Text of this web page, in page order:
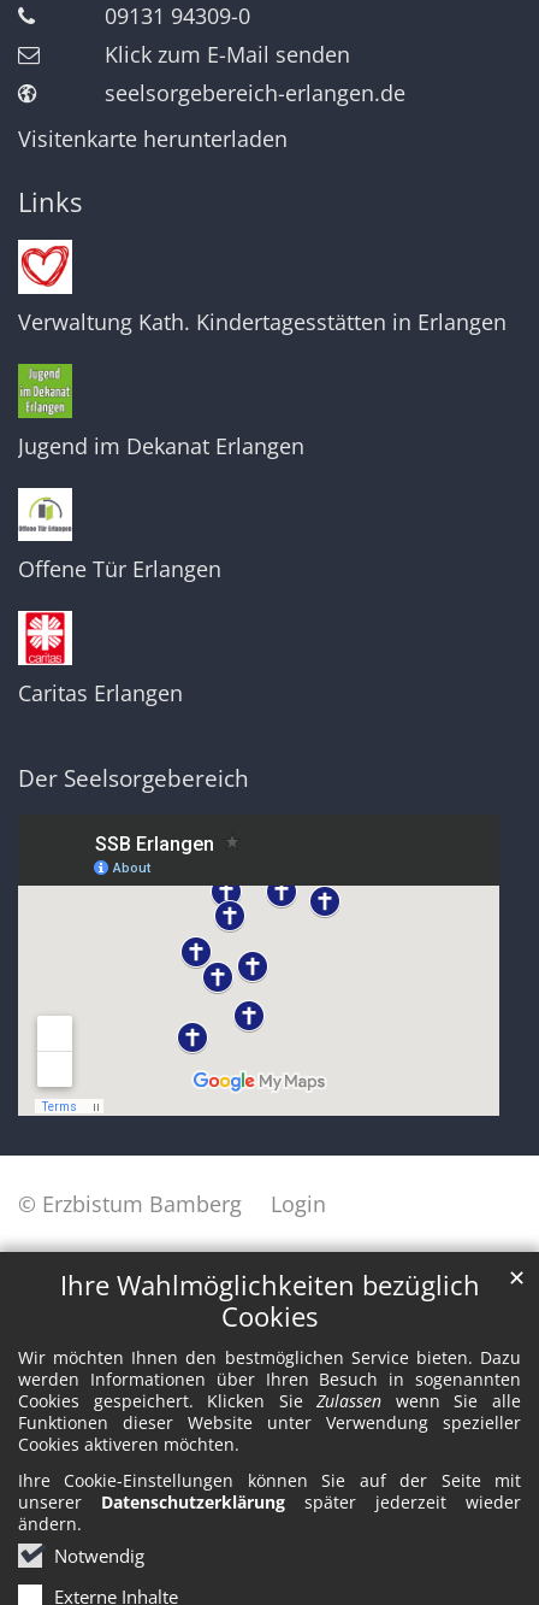
Ihre Wahlmöglichkeiten bezüglich
Cookies
Wir möchten Ihnen den bestmöglichen Service bieten. Dazu
werden Informationen über Ihren Besuch in sogenannten
Cookies gespeichert. Klicken SieZulassen wenn Sie alle
Funktionen dieser Website unter Verwendung spezieller
Cookies aktiveren möchten.
Ihre Cookie-Einstellungen können Sie auf der Seite mit
unserer Datenschutzerklärung später jederzeit wieder
ändern.
Notwendig
Externe Inhalte
✕
09131 94309-0
Klick zum E-Mail senden
seelsorgebereich-erlangen.de
Visitenkarte herunterladen
Links
Verwaltung Kath. Kindertagesstätten in Erlangen
Jugend im Dekanat Erlangen
Offene Tür Erlangen
Caritas Erlangen
Der Seelsorgebereich
© Erzbistum Bamberg Login